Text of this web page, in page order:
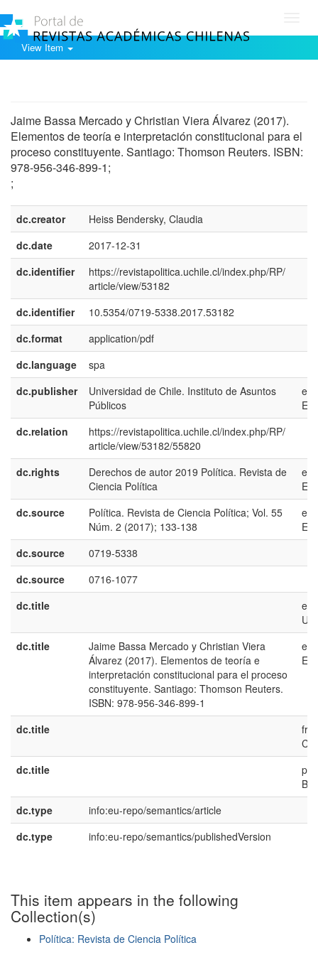
View Item
Jaime Bassa Mercado y Christian Viera Álvarez (2017).
Elementos de teoría e interpretación constitucional para el
proceso constituyente. Santiago: Thomson Reuters. ISBN:
978-956-346-899-1;
;
dc.creator
Heiss Bendersky, Claudia
dc.date
2017-12-31
dc.identifier
https://revistapolitica.uchile.cl/index.php/RP/
article/view/53182
dc.identifier
10.5354/0719-5338.2017.53182
dc.format
application/pdf
dc.language
spa
dc.publisher
Universidad de Chile. Instituto de Asuntos
Públicos
es-
ES
dc.relation
https://revistapolitica.uchile.cl/index.php/RP/
article/view/53182/55820
dc.rights
Derechos de autor 2019 Política. Revista de
Ciencia Política
es-
ES
dc.source
Política. Revista de Ciencia Política; Vol. 55
Núm. 2 (2017); 133-138
es-
ES
dc.source
0719-5338
dc.source
0716-1077
dc.title
en-
US
dc.title
Jaime Bassa Mercado y Christian Viera
Álvarez (2017). Elementos de teoría e
interpretación constitucional para el proceso
constituyente. Santiago: Thomson Reuters.
ISBN: 978-956-346-899-1
es-
ES
dc.title
fr-
CA
dc.title
pt-
BR
dc.type
info:eu-repo/semantics/article
dc.type
info:eu-repo/semantics/publishedVersion
This item appears in the following
Collection(s)
Política: Revista de Ciencia Política